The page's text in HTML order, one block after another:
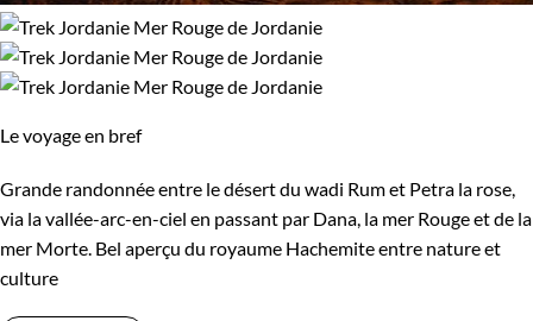
Le voyage en bref
Grande randonnée entre le désert du wadi Rum et Petra la rose,
via la vallée-arc-en-ciel en passant par Dana, la mer Rouge et de la
mer Morte. Bel aperçu du royaume Hachemite entre nature et
culture